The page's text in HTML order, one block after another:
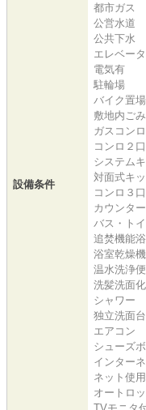
設備条件
都市ガス
公営水道
公共下水
エレベー
電気有
駐輪場
バイク置
敷地内ご
ガスコンロ
コンロ２
システム
対面式キ
コンロ３口
カウンタ
バス・ト
追焚機能
浴室乾燥機
温水洗浄
洗髪洗面
シャワー
独立洗面台
エアコン
シューズ
インター
ネット使
オートロ